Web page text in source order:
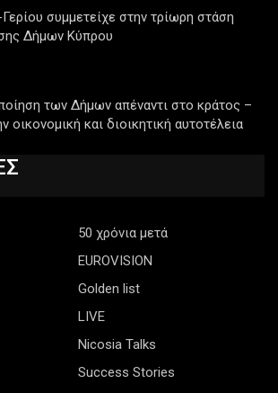
συμμετείχε στην τρίωρη στάση
Δήμων Κύπρου
των Δήμων απέναντι στο κράτος –
οικονομική και διοικητική αυτοτέλεια
50 χρόνια μετά
EUROVISION
Golden list
LIVE
Nicosia Talks
Success Stories